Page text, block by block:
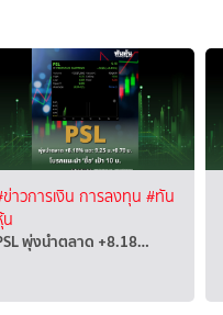
าวการเงิน การลงทุน #ทัน
น
พุ่งนำตลาด +8.18…